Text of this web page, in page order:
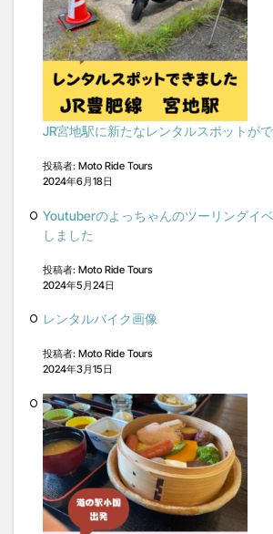
JR宮地駅に新たなレンタルスポットがで
投稿者: Moto Ride Tours
2024年6月18日
Youtuberのよっちゃんのツーリングイ
しました
投稿者: Moto Ride Tours
2024年5月24日
レンタルバイク画像
投稿者: Moto Ride Tours
2024年3月15日